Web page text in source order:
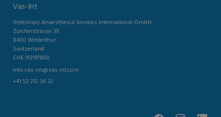
Vas-Int
Veterinary Anaesthesia Services International GmbH
Zürcherstrasse 39
8400 Winterthur
Switzerland
CHE-113197800
info.vas-int@vas-int.com
+41 52 212 38 32